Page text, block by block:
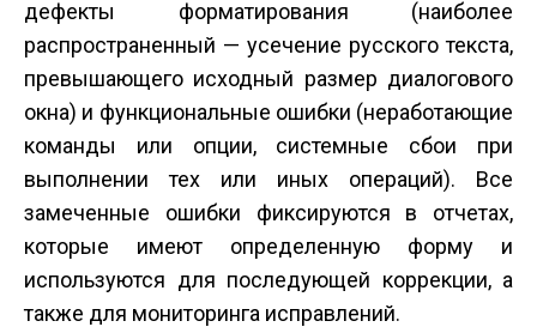
дефекты форматирования (наиболее
распространенный — усечение русского текста,
превышающего исходный размер диалогового
окна) и функциональные ошибки (неработающие
команды или опции, системные сбои при
выполнении тех или иных операций). Все
замеченные ошибки фиксируются в отчетах,
которые имеют определенную форму и
используются для последующей коррекции, а
также для мониторинга исправлений.